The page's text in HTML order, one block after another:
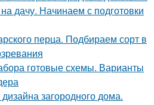
дачу. Начинаем с подготовки
перца. Подбираем сорт в
готовые схемы. Варианты
загородного дома.